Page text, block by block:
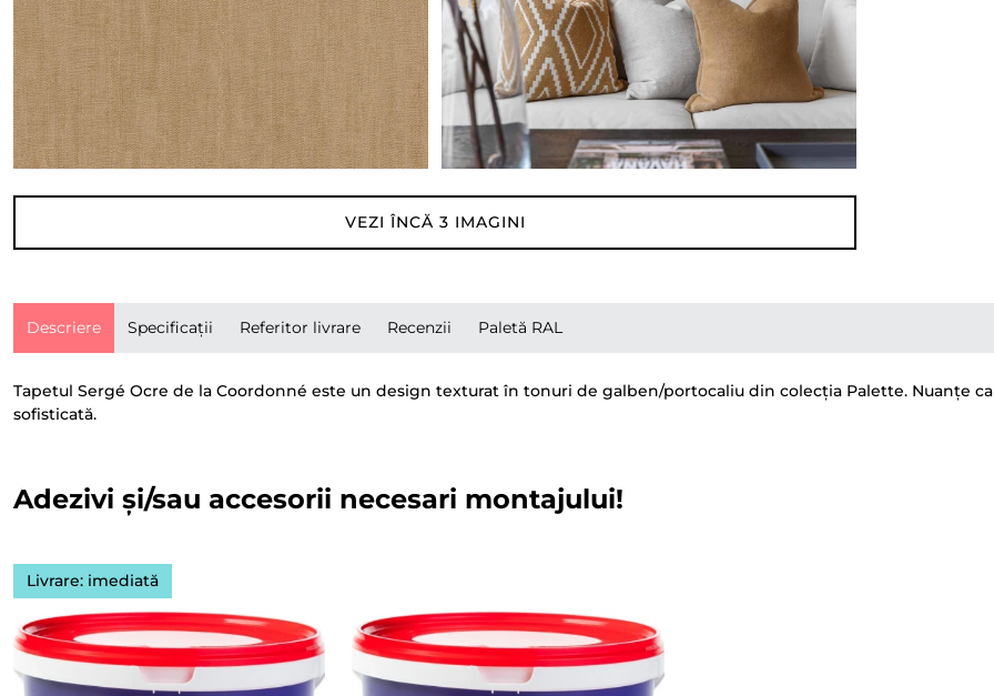
VEZI ÎNCĂ 3 IMAGINI
Descriere Specificații Referitor livrare Recenzii Paletă RAL
Tapetul Sergé Ocre de la Coordonné este un design texturat în tonuri de galben/portocaliu din colecția Palette. Nuanțe
sofisticată.
Adezivi și/sau accesorii necesari montajului!
Livrare: imediată